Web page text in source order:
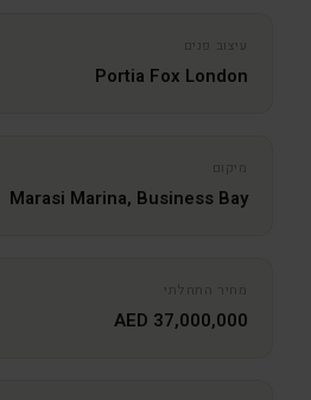
עיצוב פנים
Portia Fox London
מיקום
Marasi Marina, Business Bay
מחיר התחלתי
37,000,000 AED